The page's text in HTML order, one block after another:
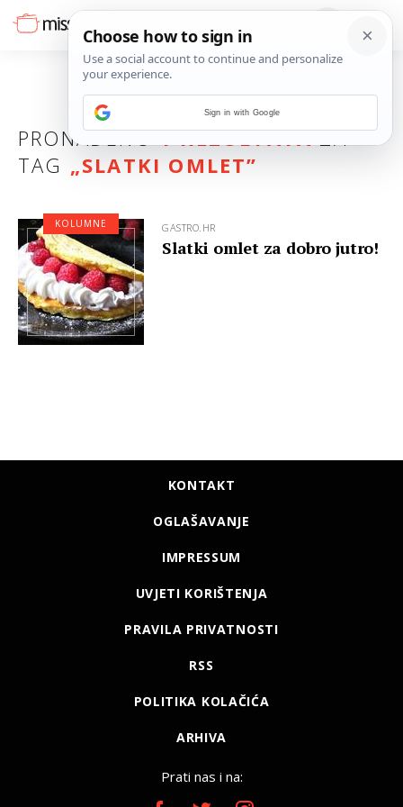
PRONAĐENO1 REZULTATAZA
TAG „SLATKI OMLET”
GASTRO.HR
Slatki omlet za dobro jutro!
KOLUMNE
KONTAKT
OGLAŠAVANJE
IMPRESSUM
UVJETI KORIŠTENJA
PRAVILA PRIVATNOSTI
RSS
POLITIKA KOLAČIĆA
ARHIVA
Prati nas i na:
Sign in with Google